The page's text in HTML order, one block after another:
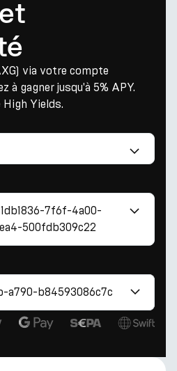
via votre compte
à gagner jusqu'à 5% APY.
High Yields.
7f6f-4a00-
500fdb309c22
a790-b84593086c7c